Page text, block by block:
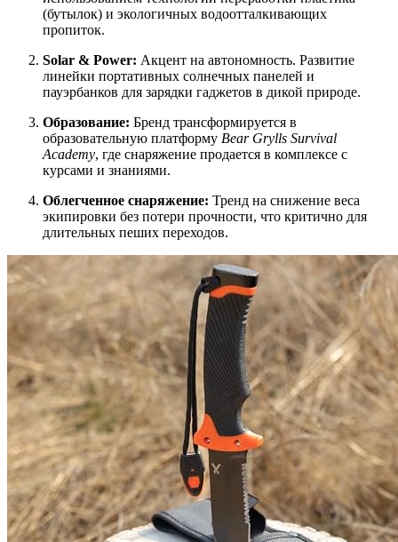
(бутылок) и экологичных водоотталкивающих
пропиток.
Solar & Power: Акцент на автономность. Развитие
линейки портативных солнечных панелей и
пауэрбанков для зарядки гаджетов в дикой природе.
Образование: Бренд трансформируется в
образовательную платформу Bear Grylls Survival
Academy, где снаряжение продается в комплексе с
курсами и знаниями.
Облегченное снаряжение: Тренд на снижение веса
экипировки без потери прочности, что критично для
длительных пеших переходов.